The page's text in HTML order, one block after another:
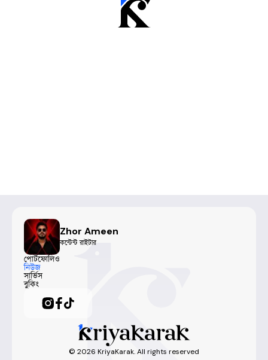
Zhor Ameen
কন্টেন্ট রাইটার
পোর্টফোলিও
নিউজ
সার্ভিস
বুকিং
© 2026 KriyaKarak. All rights reserved